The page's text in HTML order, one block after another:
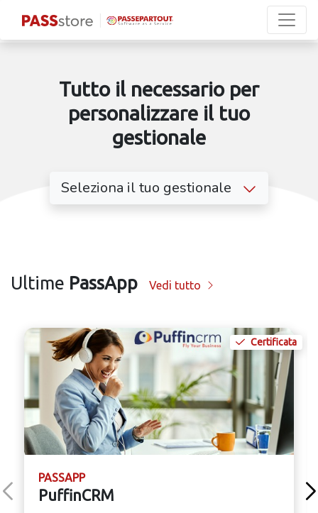
Tutto il necessario per
personalizzare il tuo
gestionale
Seleziona il tuo gestionale
Ultime PassApp Vedi tutto
Certificata
PASSAPP
PuffinCRM